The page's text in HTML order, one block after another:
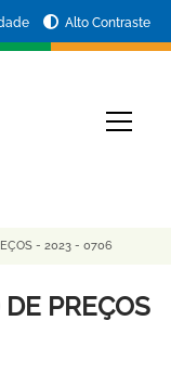
Alto Contraste
- 2023 - 0706
PREÇOS